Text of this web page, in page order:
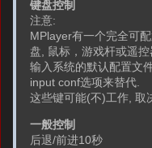
键盘控制
注意:
MPlayer有一个完全可
盘, 鼠标，游戏杆或遥
输入系统的默认配置文
input conf选项来替代.
这些键可能(不)工作, 取
一般控制
后退/前进10秒